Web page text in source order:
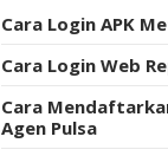
Cara Login APK
Cara Login Web
Cara
Agen Pulsa